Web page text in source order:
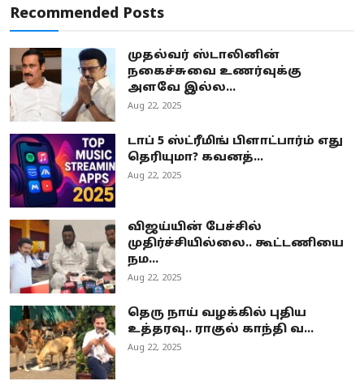
Recommended Posts
முதல்வர் ஸ்டாலினின்
நகைச்சுவை உணர்வுக்கு
அளவே இல்ல...
Aug 22, 2025
டாப் 5 ஸ்ட்ரீமிங் பிளாட்பார்ம் எது
தெரியுமா? கவனத்...
Aug 22, 2025
விஜய்யின் பேச்சில்
முதிர்ச்சியில்லை.. கூட்டணியை
நம...
Aug 22, 2025
தெரு நாய் வழக்கில் புதிய
உத்தரவு.. ராகுல் காந்தி வ...
Aug 22, 2025